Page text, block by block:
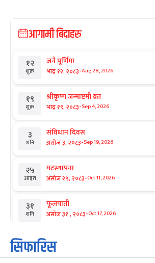
आगामी बिदाहरु
१२
शुक्र
जनै पूर्णिमा
भाद्र १२, २०८३-Aug 28, 2026
१९
शुक्र
श्रीकृष्ण जन्माष्टमी व्रत
भाद्र १९, २०८३-Sep 4, 2026
३
शनि
संविधान दिवस
असोज ३, २०८३-Sep 19, 2026
२५
आइत
घटस्थापना
असोज २५, २०८३-Oct 11, 2026
३१
शनि
फूलपाती
असोज ३१ , २०८३-Oct 17, 2026
१
आइत
कार्तिक सङ्क्रान्ति
कार्तिक १, २०८३
सिफारिस